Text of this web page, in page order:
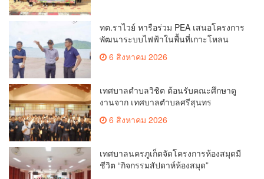
ทต.ราไวย์ หารือร่วม PEA เสนอโครงการ
พัฒนาระบบไฟฟ้าในพื้นที่เกาะโหลน
6 สิงหาคม 2026
เทศบาลตำบลวิชิต ต้อนรับคณะศึกษาดู
งานจาก เทศบาลตำบลศรีสุนทร
6 สิงหาคม 2026
เทศบาลนครภูเก็ตจัดโครงการห้องสมุดมี
ชีวิต “กิจกรรมสัปดาห์ห้องสมุด”